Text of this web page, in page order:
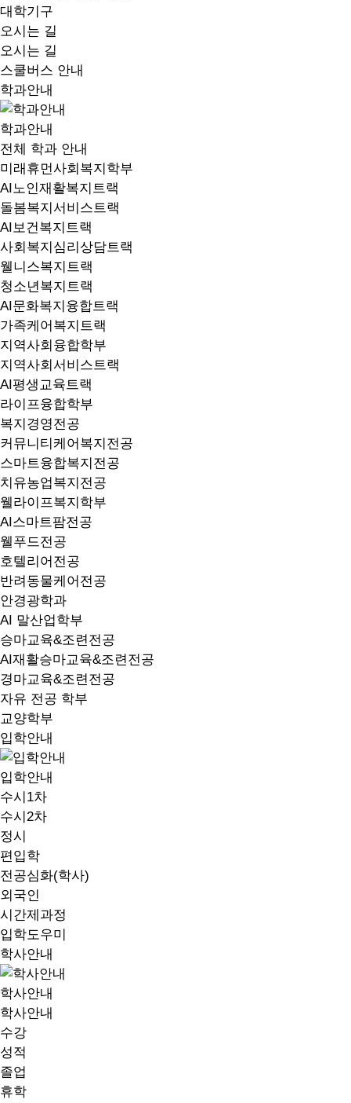
대학기구
오시는 길
오시는 길
스쿨버스 안내
학과안내
학과안내
전체 학과 안내
미래휴먼사회복지학부
AI노인재활복지트랙
돌봄복지서비스트랙
AI보건복지트랙
사회복지심리상담트랙
웰니스복지트랙
청소년복지트랙
AI문화복지융합트랙
가족케어복지트랙
지역사회융합학부
지역사회서비스트랙
AI평생교육트랙
라이프융합학부
복지경영전공
커뮤니티케어복지전공
스마트융합복지전공
치유농업복지전공
웰라이프복지학부
AI스마트팜전공
웰푸드전공
호텔리어전공
반려동물케어전공
안경광학과
AI 말산업학부
승마교육&조련전공
AI재활승마교육&조련전공
경마교육&조련전공
자유 전공 학부
교양학부
입학안내
입학안내
수시1차
수시2차
정시
편입학
전공심화(학사)
외국인
시간제과정
입학도우미
학사안내
학사안내
학사안내
수강
성적
졸업
휴학